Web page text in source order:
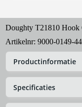
Doughty T21810 Hook
Artikelnr: 9000-0149-
Productinformatie
Specificaties